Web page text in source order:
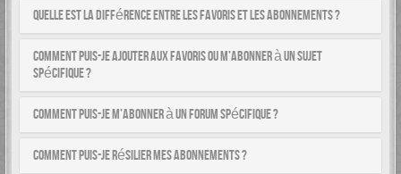
Quelle est la différence entre les favoris et les abonnements ?
Comment puis-je ajouter aux favoris ou m’abonner à un sujet
spécifique ?
Comment puis-je m’abonner à un forum spécifique ?
Comment puis-je résilier mes abonnements ?